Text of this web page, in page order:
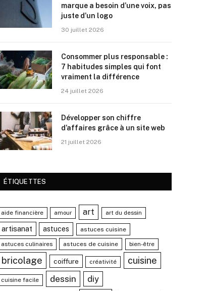
marque a besoin d’une voix, pas
juste d’un logo
30 juillet 2026
Consommer plus responsable :
7 habitudes simples qui font
vraiment la différence
24 juillet 2026
Développer son chiffre
d’affaires grâce à un site web
21 juillet 2026
ÉTIQUETTES
aide financière amour art art du dessin
artisanat astuces astuces cuisine
astuces culinaires astuces de cuisine bien-être
bricolage coiffure créativité cuisine
cuisine facile dessin diy